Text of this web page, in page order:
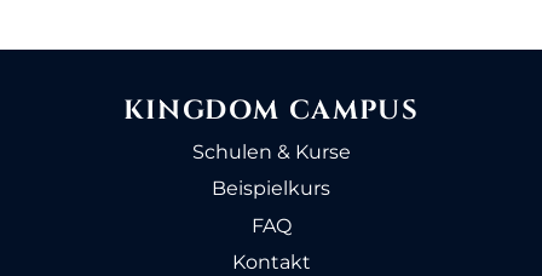
KINGDOM CAMPUS
Schulen & Kurse
Beispielkurs
FAQ
Kontakt